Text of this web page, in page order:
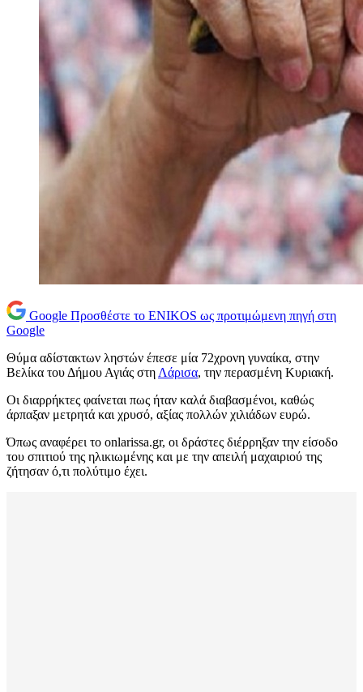
Google Προσθέστε το ENIKOS ως προτιμώμενη πηγή στη
Google
Θύμα αδίστακτων ληστών έπεσε μία 72χρονη γυναίκα, στην
Βελίκα του Δήμου Αγιάς στη Λάρισα, την περασμένη Κυριακή.
Οι διαρρήκτες φαίνεται πως ήταν καλά διαβασμένοι, καθώς
άρπαξαν μετρητά και χρυσό, αξίας πολλών χιλιάδων ευρώ.
Όπως αναφέρει το onlarissa.gr, οι δράστες διέρρηξαν την είσοδο
του σπιτιού της ηλικιωμένης και με την απειλή μαχαιριού της
ζήτησαν ό,τι πολύτιμο έχει.